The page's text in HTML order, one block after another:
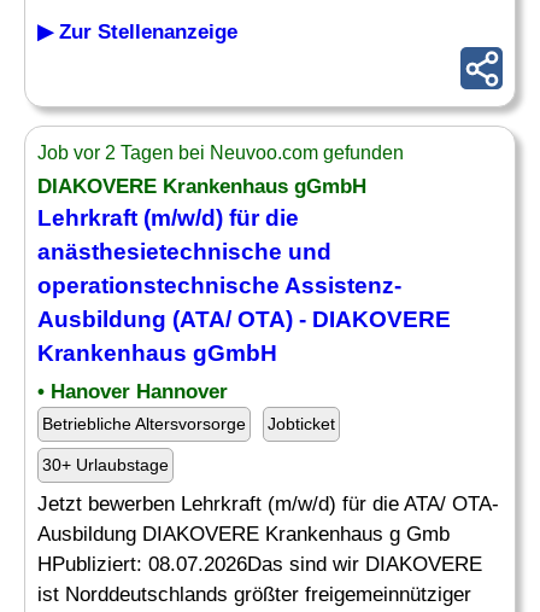
▶ Zur Stellenanzeige
Job vor 2 Tagen bei Neuvoo.com gefunden
DIAKOVERE Krankenhaus gGmbH
Lehrkraft (m/w/d) für die
anästhesietechnische und
operationstechnische Assistenz-
Ausbildung (ATA/ OTA) - DIAKOVERE
Krankenhaus gGmbH
• Hanover Hannover
Betriebliche Altersvorsorge Jobticket
30+ Urlaubstage
Jetzt bewerben Lehrkraft (m/w/d) für die ATA/ OTA-
Ausbildung DIAKOVERE Krankenhaus g Gmb
HPubliziert: 08.07.2026Das sind wir DIAKOVERE
ist Norddeutschlands größter freigemeinnütziger